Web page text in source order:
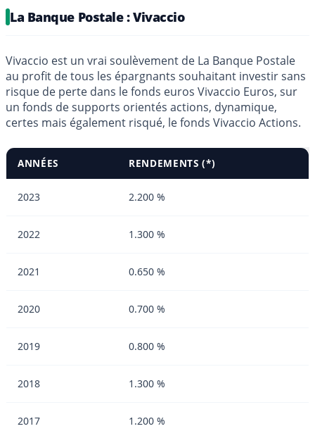
La Banque Postale : Vivaccio
Vivaccio est un vrai soulèvement de La Banque Postale
au profit de tous les épargnants souhaitant investir sans
risque de perte dans le fonds euros Vivaccio Euros, sur
un fonds de supports orientés actions, dynamique,
certes mais également risqué, le fonds Vivaccio Actions.
ANNÉES RENDEMENTS (*)
2023 2.200 %
2022 1.300 %
2021 0.650 %
2020 0.700 %
2019 0.800 %
2018 1.300 %
2017 1.200 %